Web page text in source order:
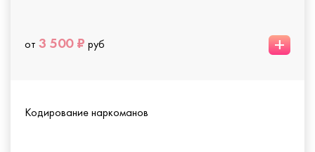
от 3 500 ₽ руб +
Кодирование наркоманов